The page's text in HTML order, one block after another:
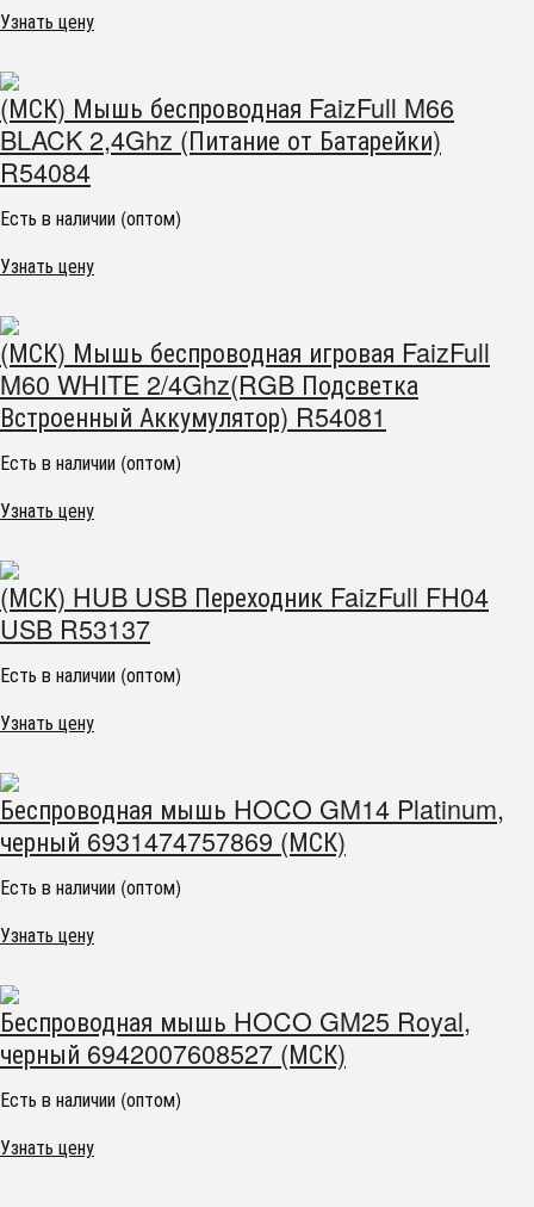
Узнать цену
(МСК) Мышь беспроводная FaizFull M66
BLACK 2,4Ghz (Питание от Батарейки)
R54084
Есть в наличии (оптом)
Узнать цену
(МСК) Мышь беспроводная игровая FaizFull
M60 WHITE 2/4Ghz(RGB Подсветка
Встроенный Аккумулятор) R54081
Есть в наличии (оптом)
Узнать цену
(МСК) HUB USB Переходник FaizFull FH04
USB R53137
Есть в наличии (оптом)
Узнать цену
Беспроводная мышь HOCO GM14 Platinum,
черный 6931474757869 (МСК)
Есть в наличии (оптом)
Узнать цену
Беспроводная мышь HOCO GM25 Royal,
черный 6942007608527 (МСК)
Есть в наличии (оптом)
Узнать цену